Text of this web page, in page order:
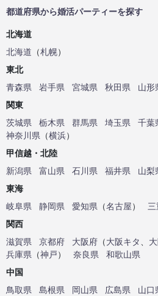
都道府県から婚活パーティーを探す
北海道
北海道 （札幌）
東北
青森県
岩手県 宮城県 秋田県 山形
関東
茨城県
栃木県 群馬県 埼玉県 千葉
神奈川県 （横浜）
甲信越・北陸
新潟県
富山県 石川県 福井県 山梨
東海
岐阜県
静岡県 愛知県 （名古屋）
関西
滋賀県
京都府 大阪府 （大阪キタ
兵庫県 （神戸） 奈良県
和歌山県
中国
鳥取県
島根県 岡山県 広島県 山口